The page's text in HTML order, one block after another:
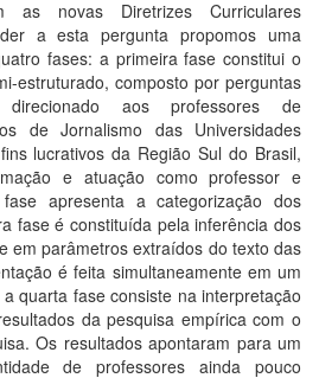
as novas Diretrizes Curriculares
a esta pergunta propomos uma
fases: a primeira fase constitui o
estruturado, composto por perguntas
aos professores de
de Jornalismo das Universidades
lucrativos da Região Sul do Brasil,
e atuação como professor e
apresenta a categorização dos
fase é constituída pela inferência dos
em parâmetros extraídos do texto das
é feita simultaneamente em um
quarta fase consiste na interpretação
da pesquisa empírica com o
Os resultados apontaram para um
de professores ainda pouco